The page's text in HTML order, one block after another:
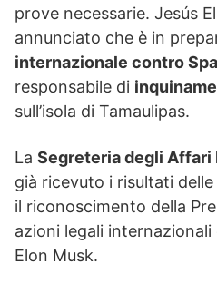
prove necessarie. Jesús
annunciato che è in
internazionale contro
responsabile di
sull’isola di Tamaulipas.
La Segreteria degli Affari
già ricevuto i risultati
il riconoscimento della
azioni legali internazionali
Elon Musk.